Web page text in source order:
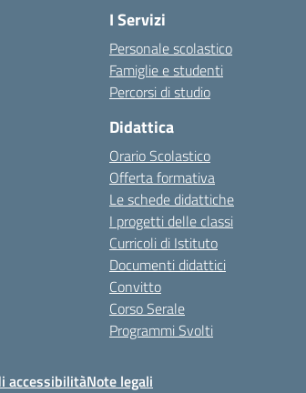
I Servizi
Personale scolastico
Famiglie e studenti
Percorsi di studio
Didattica
Orario Scolastico
Offerta formativa
Le schede didattiche
I progetti delle classi
Curricoli di Istituto
Documenti didattici
Convitto
Corso Serale
Programmi Svolti
accessibilitàNote legali